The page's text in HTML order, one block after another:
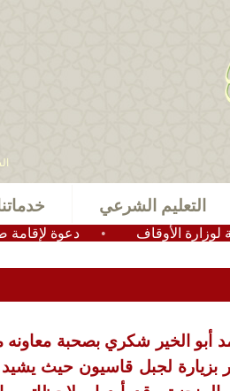
السبت
التعليم الشرعي
دعوة لإقامة صلاة •
أبو الخير شكري بصحبة
بزيارة لجبل قاسيون حيث